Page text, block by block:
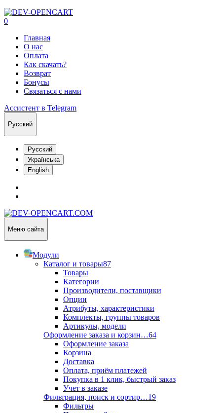
0
Главная
О нас
Оплата
Как скачать?
Возврат
Бонусы
Связаться с нами
Ассистент в Telegram
Русский
Русский
Українська
English
Меню сайта
Модули
Каталог и товары87
Товары
Категории
Производители, поставщики
Опции
Атрибуты, характеристики
Комплекты, группы товаров
Артикулы, модели
Оформление заказа и корзин…64
Оформление заказа
Корзина
Доставка
Оплата, приём платежей
Покупка в 1 клик, быстрый заказ
Учет в заказе
Фильтрация, поиск и сортир…19
Фильтры